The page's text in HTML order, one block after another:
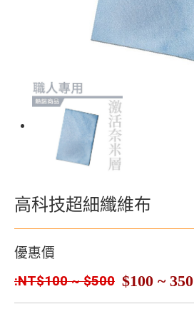
高科技超細纖維布
優惠價
:NT$100 ~ $500 $100 ~ 350